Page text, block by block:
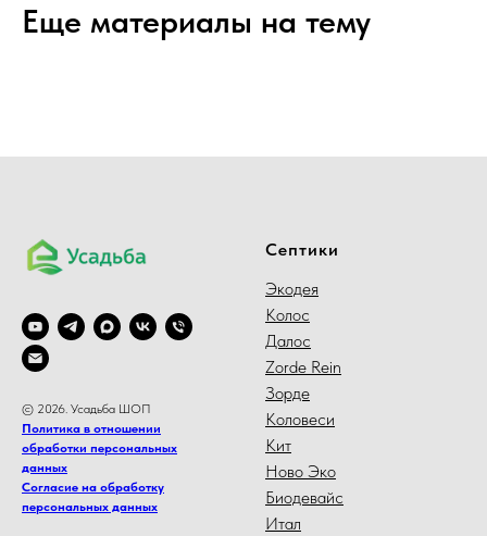
Еще материалы на тему
© 2026. Усадьба ШОП
Политика в отношении
обработки персональных
данных
Согласие на обработку
персональных данных
Септики
Экодея
Колос
Далос
Zorde Rein
Зорде
Коловеси
Кит
Ново Эко
Биодевайс
Итал